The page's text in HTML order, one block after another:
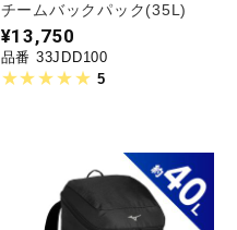
チームバックパック(35L)
¥13,750
品番 33JDD100
5